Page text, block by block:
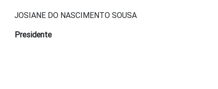
JOSIANE DO NASCIMENTO SOUSA
Presidente